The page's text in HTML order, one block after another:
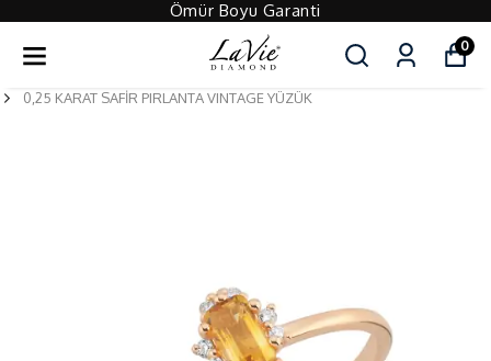
Ömür Boyu Garanti
0
0,25 KARAT SAFİR PIRLANTA VINTAGE YÜZÜK